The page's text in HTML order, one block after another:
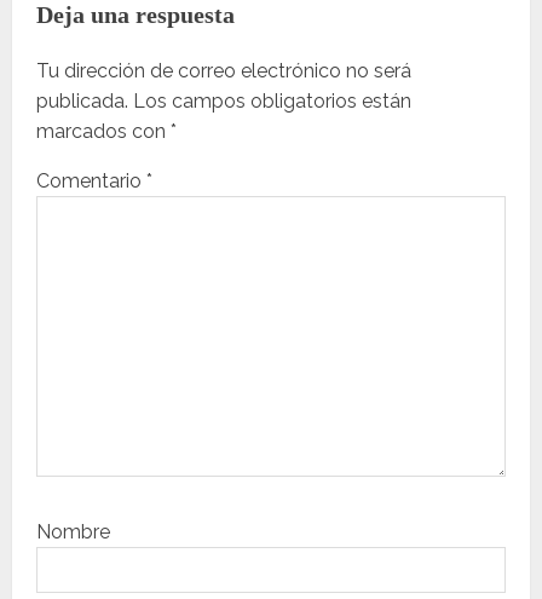
ó
n
d
e
s
Deja una respuesta
Tu dirección de correo electrónico no será
publicada. Los campos obligatorios están
marcados con *
Comentario *
Nombre